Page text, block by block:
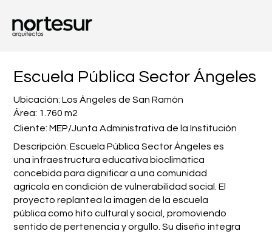
Escuela Pública Sector Ángeles
Ubicación: Los Ángeles de San Ramón
Área: 1.760 m2
Cliente: MEP/Junta Administrativa de la Institución
Descripción: Escuela Pública Sector Ángeles es
una infraestructura educativa bioclimática
concebida para dignificar a una comunidad
agrícola en condición de vulnerabilidad social. El
proyecto replantea la imagen de la escuela
pública como hito cultural y social, promoviendo
sentido de pertenencia y orgullo. Su diseño integra